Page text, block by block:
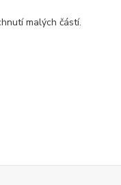
malých částí.